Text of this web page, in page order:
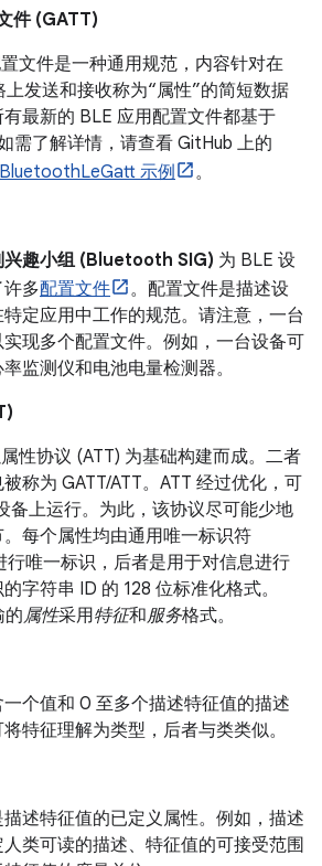
件 (GATT)
文件是一种通用规范，内容针对在
上发送和接收称为“属性”的简短数据
最新的 BLE 应用配置文件都基于
需了解详情，请查看 GitHub 上的
示例
。
兴趣小组 (Bluetooth SIG) 为 BLE 设
多配置文件
。配置文件是描述设
定应用中工作的规范。请注意，一台
现多个配置文件。例如，一台设备可
监测仪和电池电量检测器。
性协议 (ATT) 为基础构建而成。二者
称为 GATT/ATT。ATT 经过优化，可
备上运行。为此，该协议尽可能少地
每个属性均由通用唯一标识符
行唯一标识，后者是用于对信息进行
字符串 ID 的 128 位标准化格式。
的属性采用特征和服务格式。
个值和 0 至多个描述特征值的描述
特征理解为类型，后者与类类似。
述特征值的已定义属性。例如，描述
类可读的描述、特征值的可接受范围